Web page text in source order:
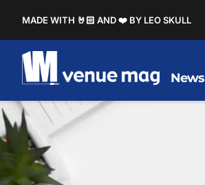
MADE WITH 🤘🏻 AND ❤️ BY LEO SKULL
News